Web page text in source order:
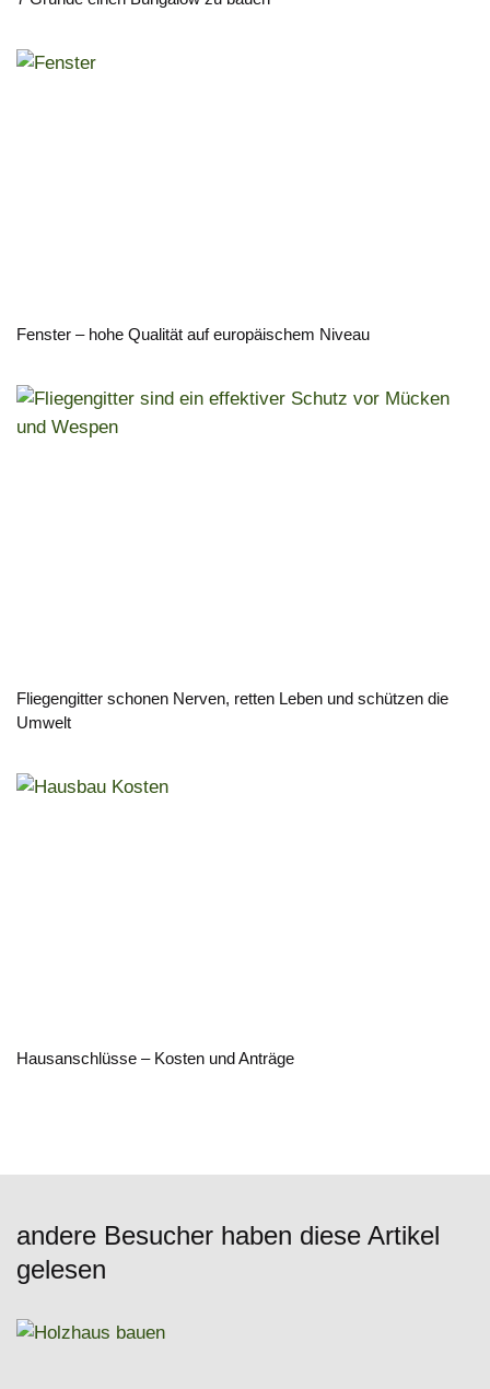
Fenster – hohe Qualität auf europäischem Niveau
Fliegengitter schonen Nerven, retten Leben und schützen die
Umwelt
Hausanschlüsse – Kosten und Anträge
andere Besucher haben diese Artikel
gelesen